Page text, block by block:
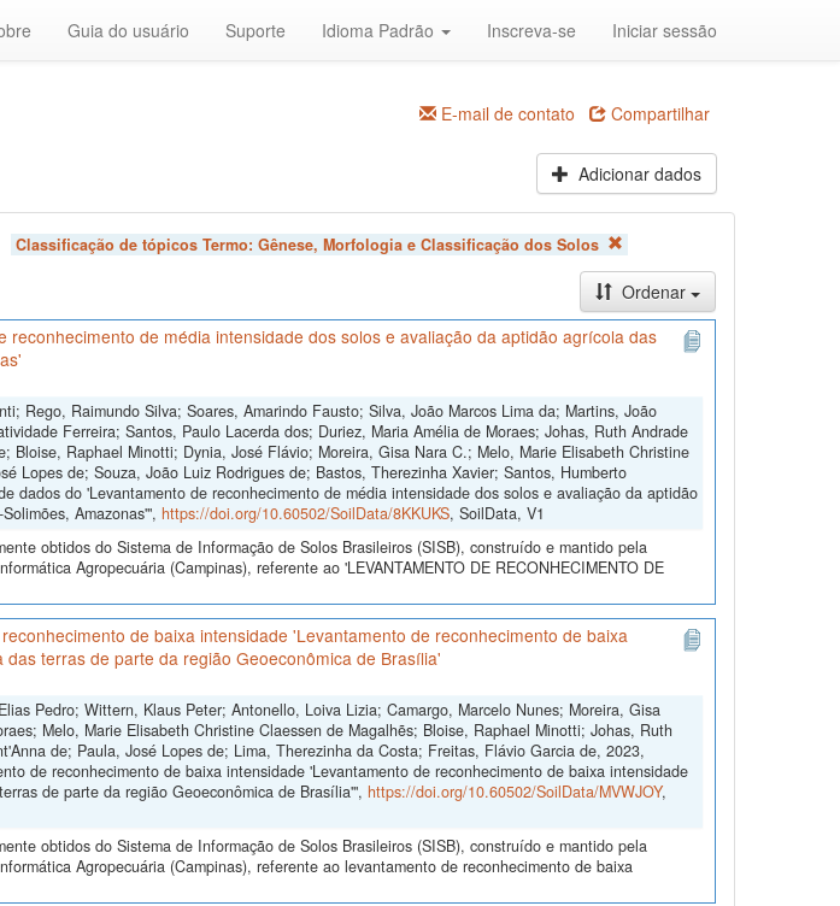
Guia do usuário Suporte Idioma Padrão Inscreva-se Iniciar sessão
E-mail de contato Compartilhar
Adicionar dados
Classificação de tópicos Termo: Gênese, Morfologia e Classificação dos Solos
Ordenar
reconhecimento de média intensidade dos solos e avaliação da aptidão agrícola das
Rego, Raimundo Silva; Soares, Amarindo Fausto; Silva, João Marcos Lima da; Martins, João
Ferreira; Santos, Paulo Lacerda dos; Duriez, Maria Amélia de Moraes; Johas, Ruth Andrade
Bloise, Raphael Minotti; Dynia, José Flávio; Moreira, Gisa Nara C.; Melo, Marie Elisabeth Christine
Lopes de; Souza, João Luiz Rodrigues de; Bastos, Therezinha Xavier; Santos, Humberto
dados do 'Levantamento de reconhecimento de média intensidade dos solos e avaliação da aptidão
Amazonas'", https://doi.org/10.60502/SoilData/8KKUKS, SoilData, V1
obtidos do Sistema de Informação de Solos Brasileiros (SISB), construído e mantido pela
Agropecuária (Campinas), referente ao 'LEVANTAMENTO DE RECONHECIMENTO DE
de baixa intensidade 'Levantamento de reconhecimento de baixa
terras de parte da região Geoeconômica de Brasília'
Pedro; Wittern, Klaus Peter; Antonello, Loiva Lizia; Camargo, Marcelo Nunes; Moreira, Gisa
Melo, Marie Elisabeth Christine Claessen de Magalhẽs; Bloise, Raphael Minotti; Johas, Ruth
de; Paula, José Lopes de; Lima, Therezinha da Costa; Freitas, Flávio Garcia de, 2023,
de reconhecimento de baixa intensidade 'Levantamento de reconhecimento de baixa intensidade
de parte da região Geoeconômica de Brasília'", https://doi.org/10.60502/SoilData/MVWJOY,
obtidos do Sistema de Informação de Solos Brasileiros (SISB), construído e mantido pela
Agropecuária (Campinas), referente ao levantamento de reconhecimento de baixa